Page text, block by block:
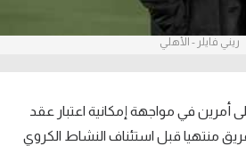
ريني فايلر - الأهلي
أمرين في مواجهة إمكانية اعتبار عقد
منتهيا قبل استئناف النشاط الكروي